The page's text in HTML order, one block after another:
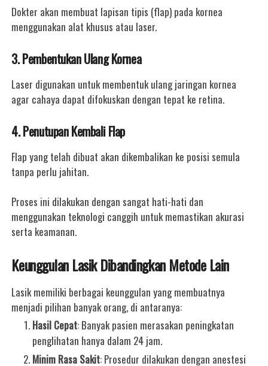
Dokter akan membuat lapisan tipis (flap) pada kornea
menggunakan alat khusus atau laser.
3. Pembentukan Ulang Kornea
Laser digunakan untuk membentuk ulang jaringan kornea
agar cahaya dapat difokuskan dengan tepat ke retina.
4. Penutupan Kembali Flap
Flap yang telah dibuat akan dikembalikan ke posisi semula
tanpa perlu jahitan.
Proses ini dilakukan dengan sangat hati-hati dan
menggunakan teknologi canggih untuk memastikan akurasi
serta keamanan.
Keunggulan Lasik Dibandingkan Metode Lain
Lasik memiliki berbagai keunggulan yang membuatnya
menjadi pilihan banyak orang, di antaranya:
Hasil Cepat: Banyak pasien merasakan peningkatan
penglihatan hanya dalam 24 jam.
Minim Rasa Sakit: Prosedur dilakukan dengan anestesi